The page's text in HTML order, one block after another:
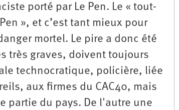
porté par Le Pen. Le « tout-
», et c’est tant mieux pour
mortel. Le pire a donc été
très graves, doivent toujours
technocratique, policière, liée
aux firmes du CAC40, mais
partie du pays. De l'autre une